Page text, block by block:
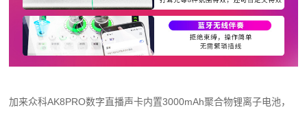
加来众科AK8PRO数字直播声卡内置3000mAh聚合物锂离子电池，